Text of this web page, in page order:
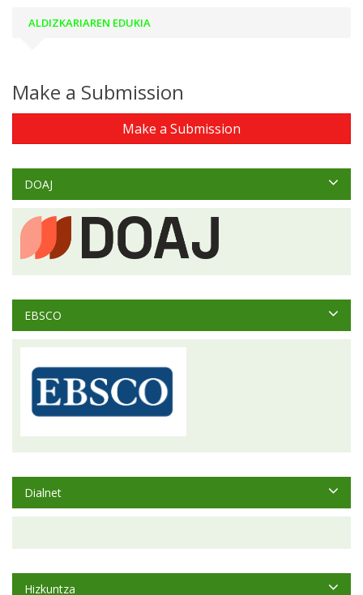
ALDIZKARIAREN EDUKIA
Make a Submission
Make a Submission
DOAJ
EBSCO
Dialnet
Hizkuntza